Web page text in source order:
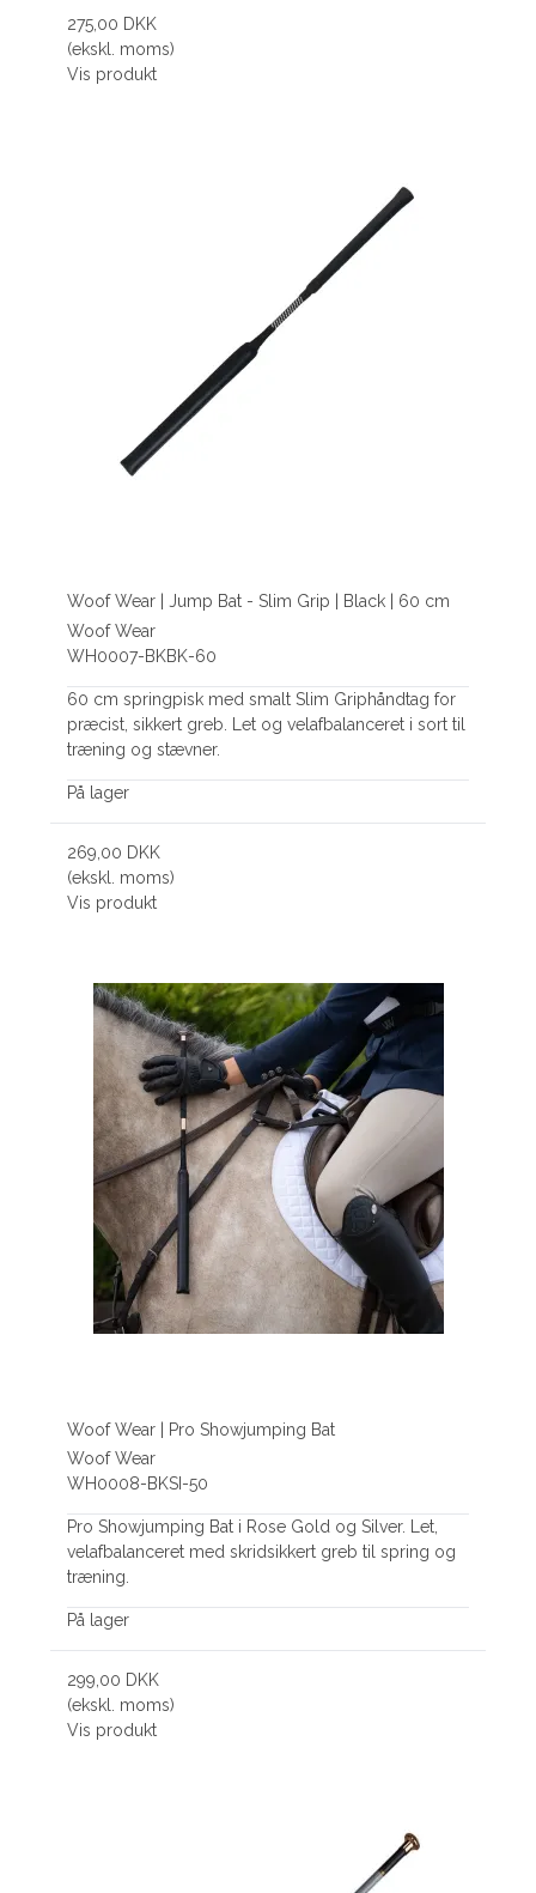
275,00 DKK
(ekskl. moms)
Vis produkt
Woof Wear | Jump Bat - Slim Grip | Black | 60 cm
Woof Wear
WH0007-BKBK-60
60 cm springpisk med smalt Slim Griphåndtag for
præcist, sikkert greb. Let og velafbalanceret i sort til
træning og stævner.
På lager
269,00 DKK
(ekskl. moms)
Vis produkt
Woof Wear | Pro Showjumping Bat
Woof Wear
WH0008-BKSI-50
Pro Showjumping Bat i Rose Gold og Silver. Let,
velafbalanceret med skridsikkert greb til spring og
træning.
På lager
299,00 DKK
(ekskl. moms)
Vis produkt